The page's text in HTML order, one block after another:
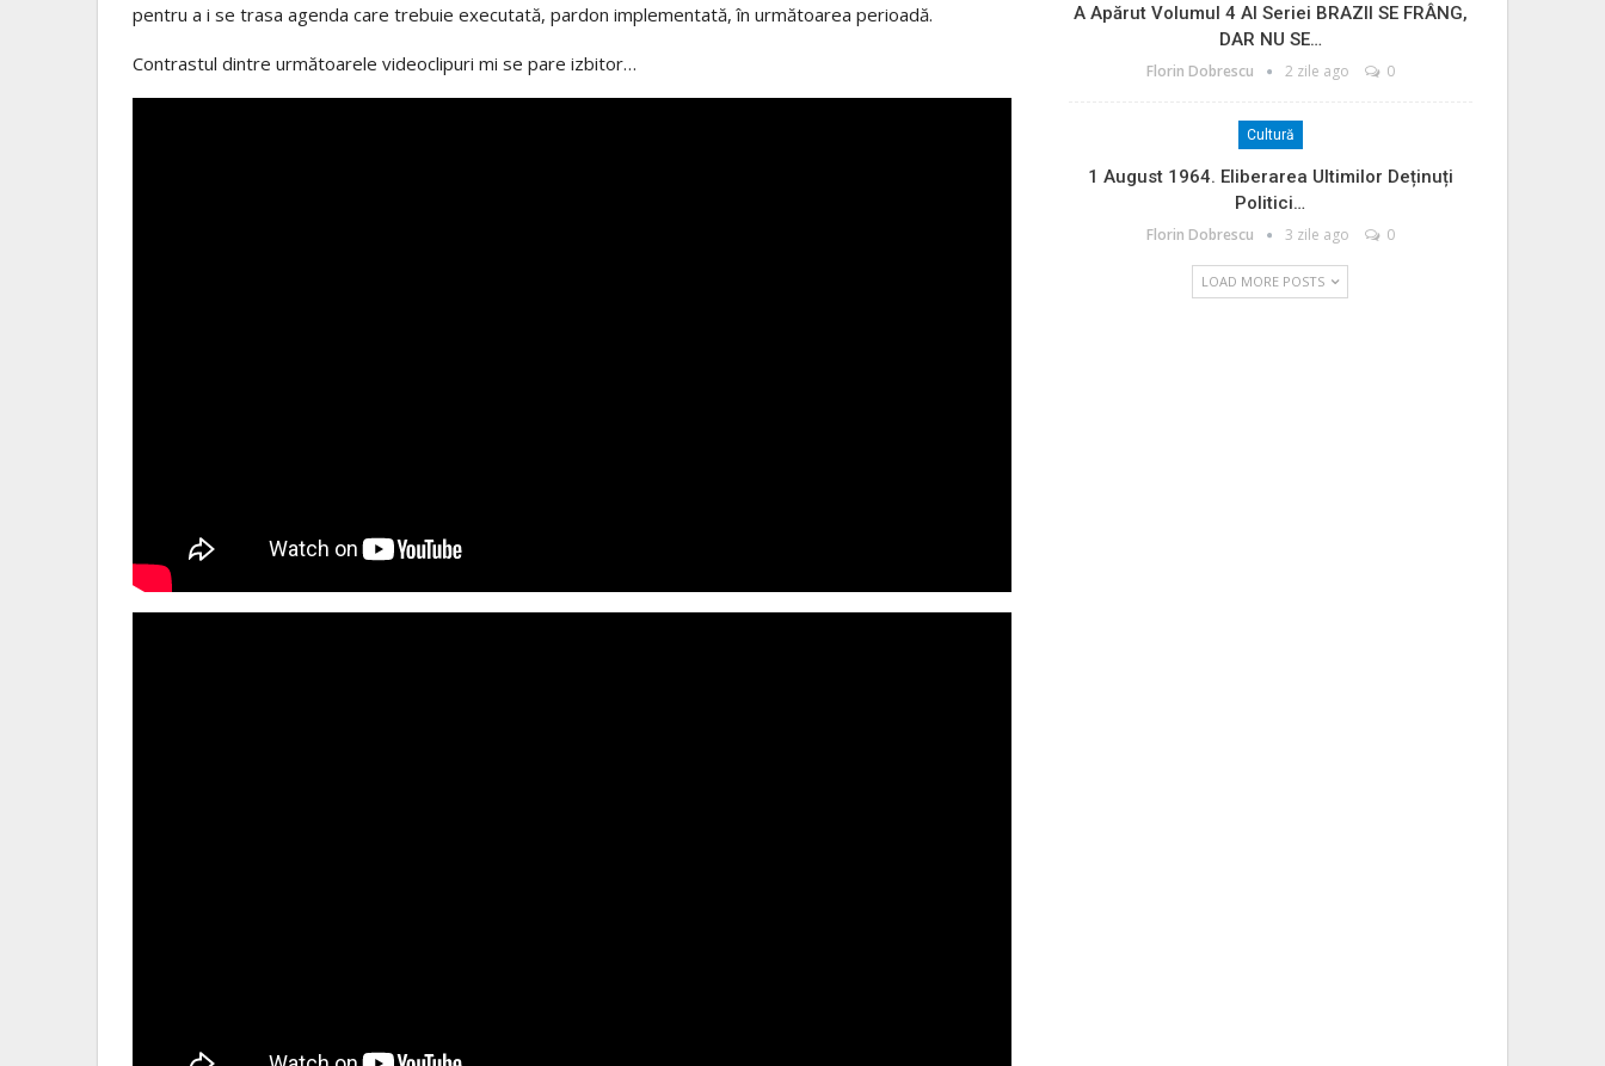
pentru a i se trasa agenda care trebuie executată, pardon implementată, în următoarea perioadă.
Contrastul dintre următoarele videoclipuri mi se pare izbitor…
A Apărut Volumul 4 Al Seriei BRAZII SE FRÂNG,
DAR NU SE…
Florin Dobrescu 2 zile ago 0
Cultură
1 August 1964. Eliberarea Ultimilor Deținuți
Politici…
Florin Dobrescu 3 zile ago 0
LOAD MORE POSTS